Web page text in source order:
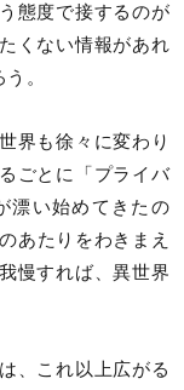
態度で接するのが
くない情報があれ
。
界も徐々に変わり
ごとに「プライバ
漂い始めてきたの
あたりをわきまえ
慢すれば、異世界
、これ以上広がる